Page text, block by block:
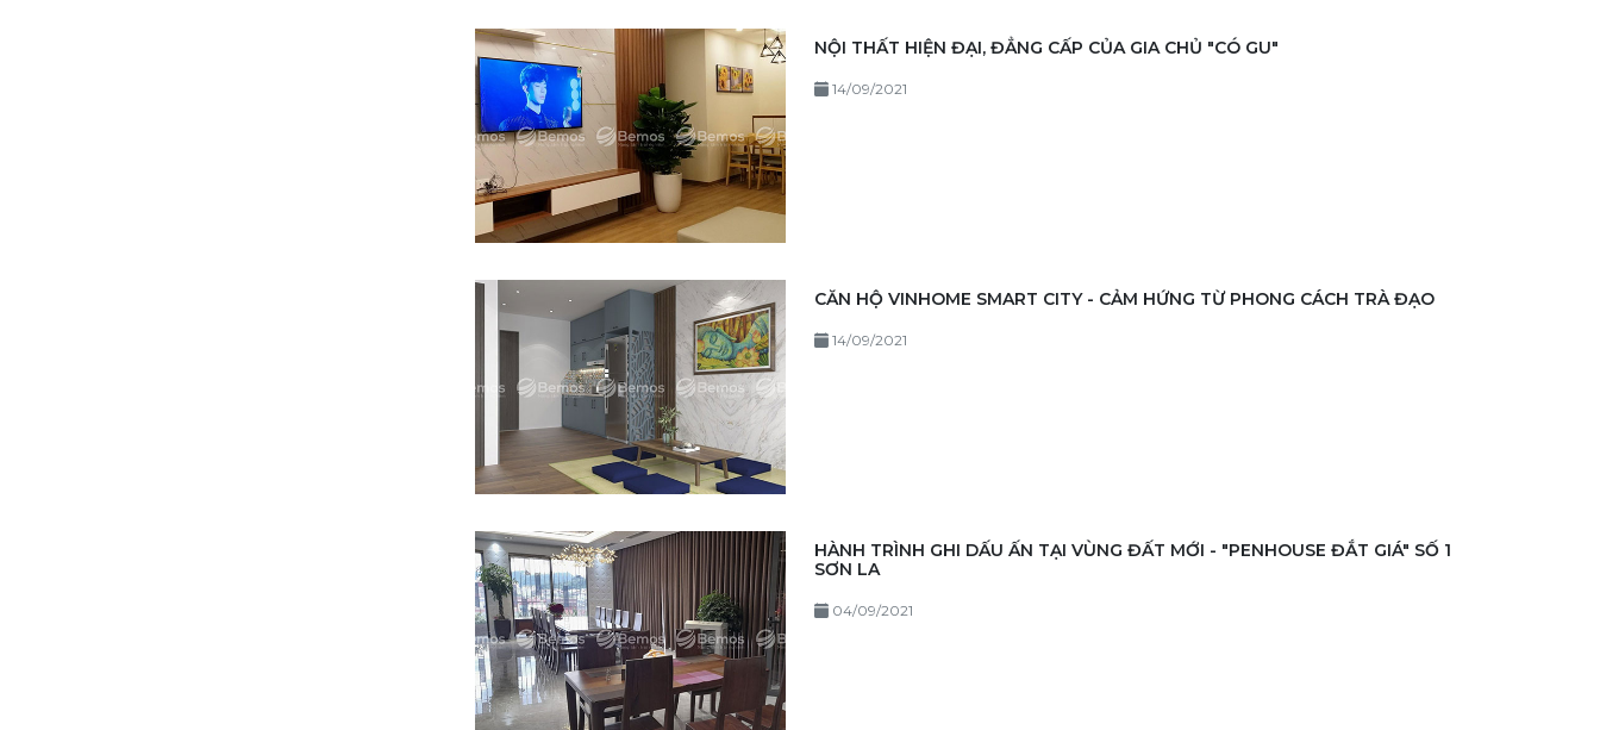
NỘI THẤT HIỆN ĐẠI, ĐẲNG CẤP CỦA GIA CHỦ "CÓ GU"
14/09/2021
CĂN HỘ VINHOME SMART CITY - CẢM HỨNG TỪ PHONG CÁCH TRÀ ĐẠO
14/09/2021
HÀNH TRÌNH GHI DẤU ẤN TẠI VÙNG ĐẤT MỚI - "PENHOUSE ĐẮT GIÁ" SỐ 1
SƠN LA
04/09/2021